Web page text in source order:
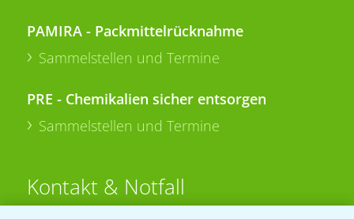
PAMIRA - Packmittelrücknahme
Sammelstellen und Termine
PRE - Chemikalien sicher entsorgen
Sammelstellen und Termine
Kontakt & Notfall